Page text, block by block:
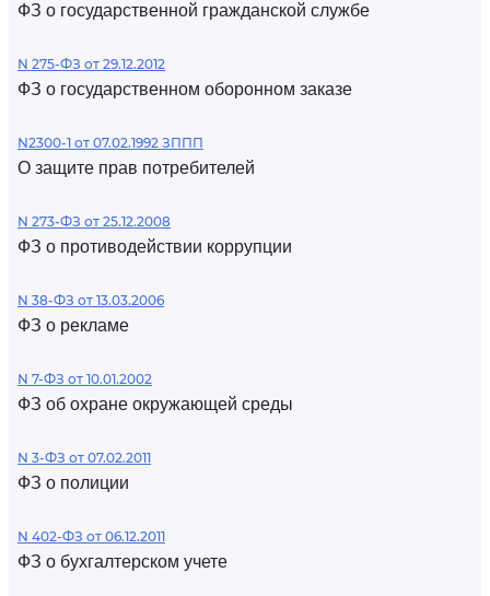
ФЗ о государственной гражданской службе
N 275-ФЗ от 29.12.2012
ФЗ о государственном оборонном заказе
N2300-1 от 07.02.1992 ЗППП
О защите прав потребителей
N 273-ФЗ от 25.12.2008
ФЗ о противодействии коррупции
N 38-ФЗ от 13.03.2006
ФЗ о рекламе
N 7-ФЗ от 10.01.2002
ФЗ об охране окружающей среды
N 3-ФЗ от 07.02.2011
ФЗ о полиции
N 402-ФЗ от 06.12.2011
ФЗ о бухгалтерском учете